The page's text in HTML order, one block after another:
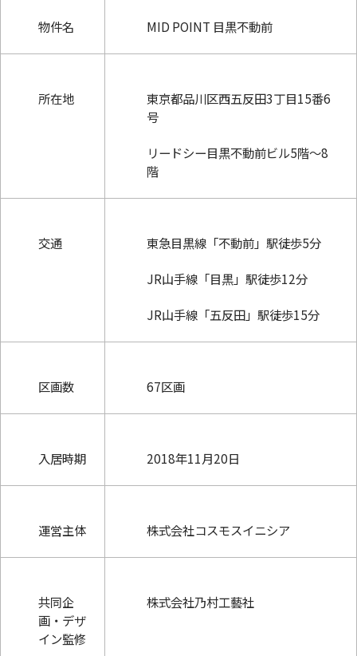
物件名 MID POINT 目黒不動前
所在地
東京都品川区西五反田3丁目15番6
号
リードシー目黒不動前ビル5階～8
階
交通 東急目黒線「不動前」駅徒歩5分
JR山手線「目黒」駅徒歩12分
JR山手線「五反田」駅徒歩15分
区画数 67区画
入居時期 2018年11月20日
運営主体 株式会社コスモスイニシア
共同企
画・デザ
イン監修
株式会社乃村工藝社